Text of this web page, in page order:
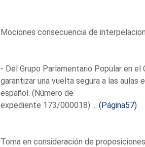
Mociones consecuencia de
- Del Grupo Parlamentario Popular en el
garantizar una vuelta segura a las
español. (Número de
expediente 173/000018) ... (Página57)
Toma en consideración de